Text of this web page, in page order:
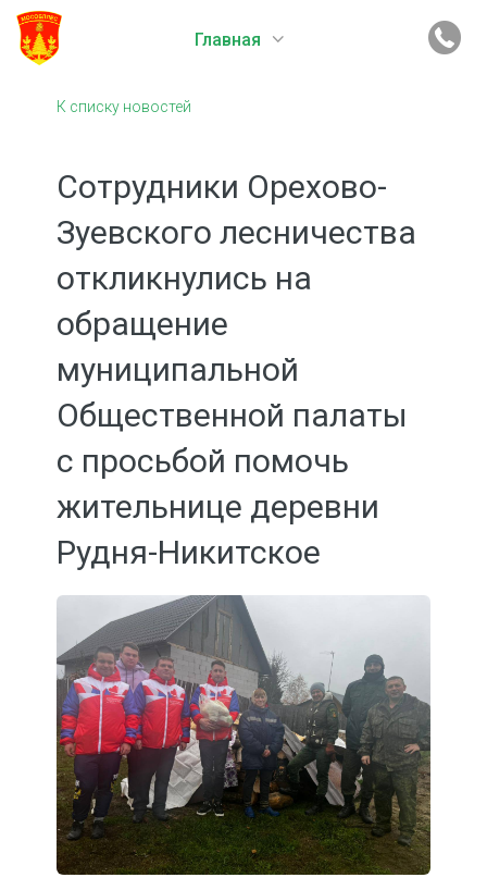
Главная
К списку новостей
Сотрудники Орехово-
Зуевского лесничества
откликнулись на
обращение
муниципальной
Общественной палаты
с просьбой помочь
жительнице деревни
Рудня-Никитское